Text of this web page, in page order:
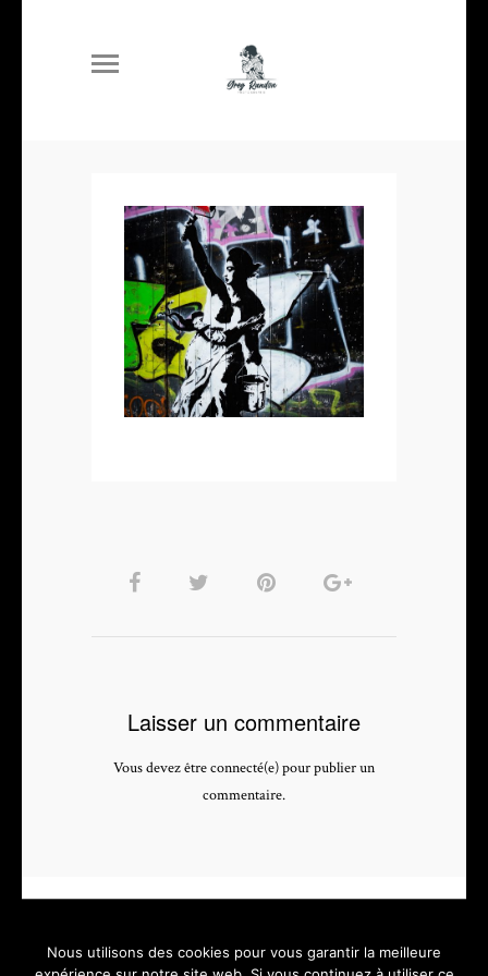
Laisser un commentaire
Vous devez être connecté(e) pour publier un
commentaire.
Nous utilisons des cookies pour vous garantir la meilleure